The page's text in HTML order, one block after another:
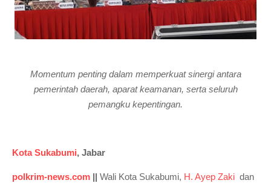
Momentum penting dalam memperkuat sinergi antara
pemerintah daerah, aparat keamanan, serta seluruh
pemangku kepentingan.
Kota Sukabumi, Jabar
polkrim-news.com || Wali Kota Sukabumi, H. Ayep Zaki dan